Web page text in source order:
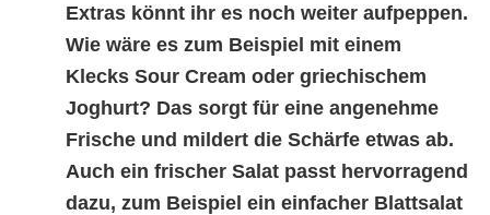
Extras könnt ihr es noch weiter aufpeppen.
Wie wäre es zum Beispiel mit einem
Klecks Sour Cream oder griechischem
Joghurt? Das sorgt für eine angenehme
Frische und mildert die Schärfe etwas ab.
Auch ein frischer Salat passt hervorragend
dazu, zum Beispiel ein einfacher Blattsalat